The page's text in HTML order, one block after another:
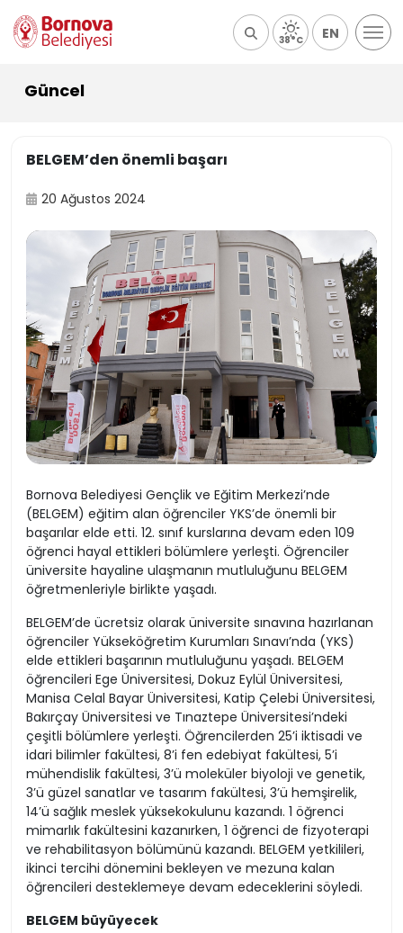
38°C EN
Güncel
BELGEM’den önemli başarı
20 Ağustos 2024
Bornova Belediyesi Gençlik ve Eğitim Merkezi’nde
(BELGEM) eğitim alan öğrenciler YKS’de önemli bir
başarılar elde etti. 12. sınıf kurslarına devam eden 109
öğrenci hayal ettikleri bölümlere yerleşti. Öğrenciler
üniversite hayaline ulaşmanın mutluluğunu BELGEM
öğretmenleriyle birlikte yaşadı.
BELGEM’de ücretsiz olarak üniversite sınavına hazırlanan
öğrenciler Yükseköğretim Kurumları Sınavı’nda (YKS)
elde ettikleri başarının mutluluğunu yaşadı. BELGEM
öğrencileri Ege Üniversitesi, Dokuz Eylül Üniversitesi,
Manisa Celal Bayar Üniversitesi, Katip Çelebi Üniversitesi,
Bakırçay Üniversitesi ve Tınaztepe Üniversitesi’ndeki
çeşitli bölümlere yerleşti. Öğrencilerden 25’i iktisadi ve
idari bilimler fakültesi, 8’i fen edebiyat fakültesi, 5’i
mühendislik fakültesi, 3’ü moleküler biyoloji ve genetik,
3’ü güzel sanatlar ve tasarım fakültesi, 3’ü hemşirelik,
14’ü sağlık meslek yüksekokulunu kazandı. 1 öğrenci
mimarlık fakültesini kazanırken, 1 öğrenci de fizyoterapi
ve rehabilitasyon bölümünü kazandı. BELGEM yetkilileri,
ikinci tercihi dönemini bekleyen ve mezuna kalan
öğrencileri desteklemeye devam edeceklerini söyledi.
BELGEM büyüyecek